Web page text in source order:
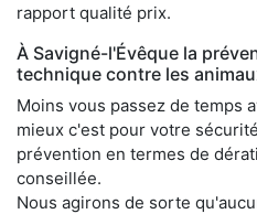
rapport qualité prix.
À Savigné-l'Évêque la
technique contre les
Moins vous passez de temps
mieux c'est pour votre
prévention en termes de
conseillée.
Nous agirons de sorte